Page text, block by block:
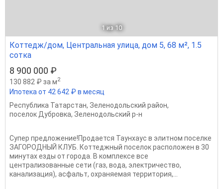
1 из 10
Коттедж/дом, Центральная улица, дом 5, 68 м², 1.5
сотка
8 900 000 ₽
130 882 ₽ за м2
Ипотека от 42 642 ₽ в месяц
Республика Татарстан, Зеленодольский район,
поселок Дубровка, Зеленодольский р-н
Супер предложение!Продается Таунхаус в элитном поселке
ЗАГОРОДНЫЙ КЛУБ. Коттеджный поселок расположен в 30
минутах езды от города. В комплексе все
централизованные сети (газ, вода, электричество,
канализация), асфальт, охраняемая территория,...